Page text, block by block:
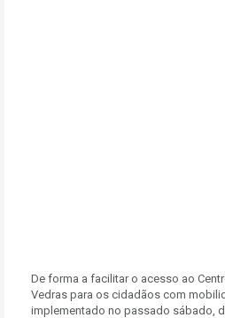
De forma a facilitar o acesso ao
Vedras para os cidadãos com
implementado no passado sábado,